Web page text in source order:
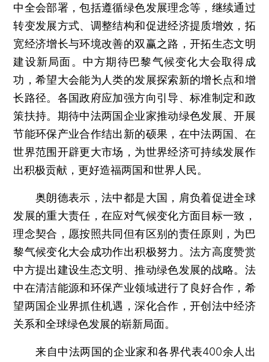
中全会部署，包括遵循绿色发展理念等，继续通过
转变发展方式、调整结构和促进经济提质增效，拓
宽经济增长与环境改善的双赢之路，开拓生态文明
建设新局面。中方期待巴黎气候变化大会取得成
功，希望大会能为人类的发展探索新的增长点和增
长路径。各国政府应加强方向引导、标准制定和政
策扶持。期待中法两国企业家推动绿色发展、开展
节能环保产业合作结出新的硕果，在中法两国、在
世界范围开辟更大市场，为世界经济可持续发展作
出积极贡献，更好造福两国和世界人民。
奥朗德表示，法中都是大国，肩负着促进全球
发展的重大责任，在应对气候变化方面目标一致，
理念契合，愿按照共同但有区别的责任原则，为巴
黎气候变化大会成功作出积极努力。法方高度赞赏
中方提出建设生态文明、推动绿色发展的战略。法
中在清洁能源和环保产业领域进行了良好合作，希
望两国企业界抓住机遇，深化合作，开创法中经济
关系和全球绿色发展的崭新局面。
来自中法两国的企业家和各界代表400余人出